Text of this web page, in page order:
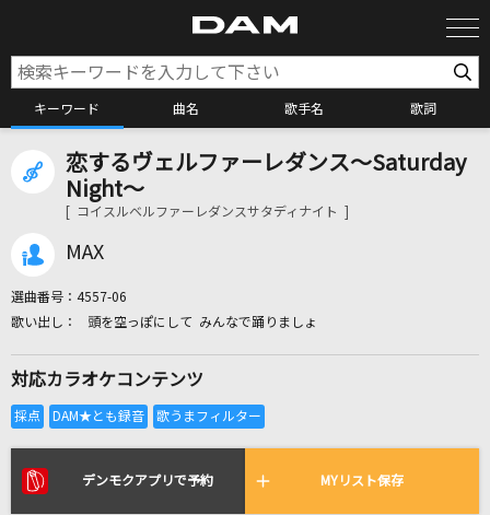
キーワード 曲名 歌手名 歌詞
カラオケ検索
カラオケリクエスト
リアルタイムで歌われている曲の一覧
わたがし
恋するヴェルファーレダンス～Saturday
Night～
[ コイスルベルファーレダンスサタディナイト ]
MAX
選曲番号： 4557-06
頭を空っぽにして みんなで踊りましょ
対応カラオケコンテンツ
デンモクアプリで予約 MYリスト保存